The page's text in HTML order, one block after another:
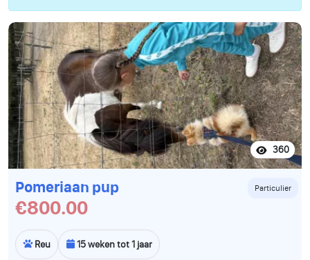
360
Pomeriaan pup Particulier
€800.00
Reu 15 weken tot 1 jaar